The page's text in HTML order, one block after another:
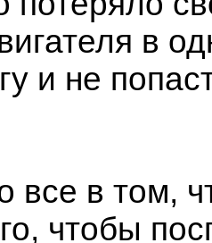
в
и не
все в том,
чтобы